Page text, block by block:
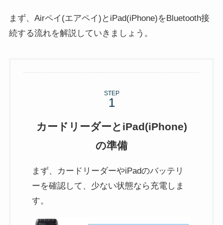
まず、Airペイ(エアペイ)とiPad(iPhone)をBluetooth接
続する流れを解説していきましょう。
STEP
カードリーダーとiPad(iPhone)
の準備
まず、カードリーダーやiPadのバッテリ
ーを確認して、少ない状態なら充電しま
す。